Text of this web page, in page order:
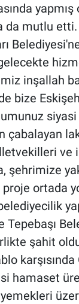
mutlu etti.
inşallah
bize
çabalayan
ve
şehrimize
proje ortada
şahit
hamaset